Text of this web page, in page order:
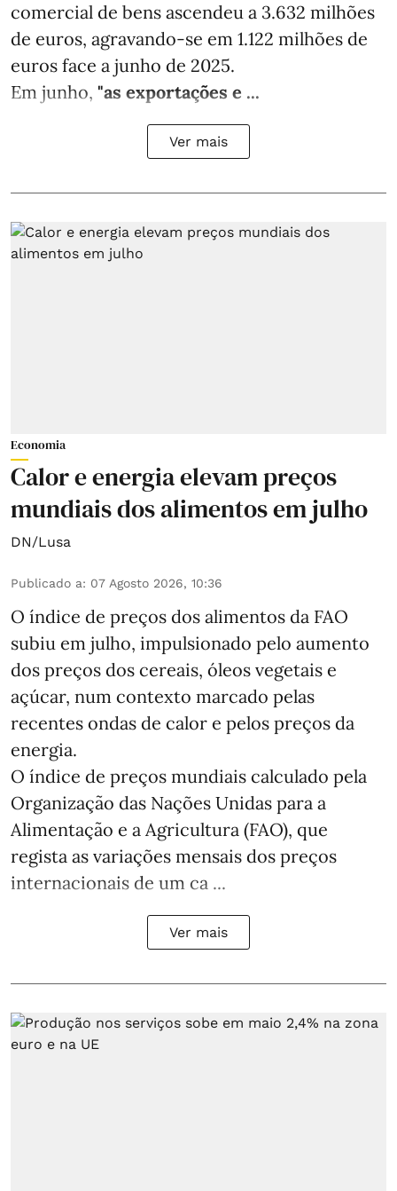
comercial de bens ascendeu a 3.632 milhões
de euros, agravando-se em 1.122 milhões de
euros face a junho de 2025.
Em junho, "as exportações e ...
Ver mais
Economia
Calor e energia elevam preços
mundiais dos alimentos em julho
DN/Lusa
Publicado a: 07 Agosto 2026, 10:36
O índice de preços dos alimentos da FAO
subiu em julho, impulsionado pelo aumento
dos preços dos cereais, óleos vegetais e
açúcar, num contexto marcado pelas
recentes ondas de calor e pelos preços da
energia.
O índice de preços mundiais calculado pela
Organização das Nações Unidas para a
Alimentação e a Agricultura (FAO), que
regista as variações mensais dos preços
internacionais de um ca ...
Ver mais